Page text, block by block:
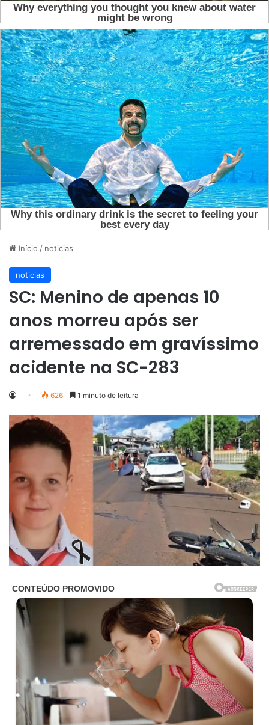
Início / noticias
noticias
SC: Menino de apenas 10
anos morreu após ser
arremessado em gravíssimo
acidente na SC-283
626 1 minuto de leitura